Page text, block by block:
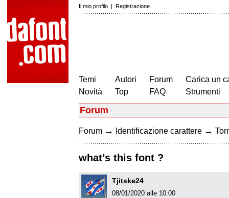
Il mio profilo | Registrazione
Temi
Novità
Autori
Top
Forum
FAQ
Carica un
Strumenti
Forum
Forum → Identificazione carattere →
what’s this font ?
Tjitske24
08/01/2020 alle 10:00